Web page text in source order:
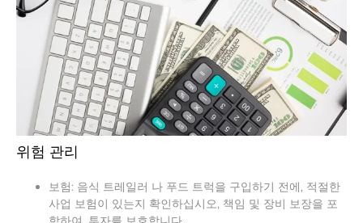
위험 관리
보험: 음식 트레일러 나 푸드 트럭을 구입하기 전에, 적절한
사업 보험이 있는지 확인하십시오, 책임 및 장비 보장을 포